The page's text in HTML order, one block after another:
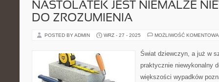
NASTOLATEK JEST NIEMALŻE
DO ZROZUMIENIA
POSTED BY ADMIN WRZ - 27 - 2025 MOŻLIWOŚĆ
Świat dziewczyn, a już w
praktycznie niewykonalny
większości wypadków